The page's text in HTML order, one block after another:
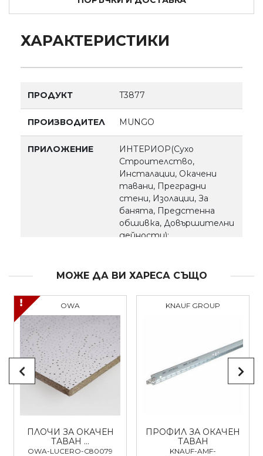
ХАРАКТЕРИСТИКИ
ПРОДУКТ T3877
ПРОИЗВОДИТЕЛ MUNGO
ПРИЛОЖЕНИЕ
ИНТЕРИОР(Сухо
Строителство,
Инсталации, Окачени
тавани, Преградни
стени, Изолации, За
банята, Предстенна
обшивка, Довършителни
дейности);
МОЖЕ ДА ВИ ХАРЕСА СЪЩО
OWA
ПЛОЧИ ЗА ОКАЧЕН
ТАВАН …
OWA-LUCERO-C80079
KNAUF GROUP
ПРОФИЛ ЗА ОКАЧЕН
ТАВАН
KNAUF-AMF-